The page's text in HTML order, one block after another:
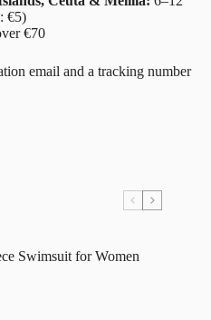
€5)
€70
email and a tracking number
Swimsuit for Women